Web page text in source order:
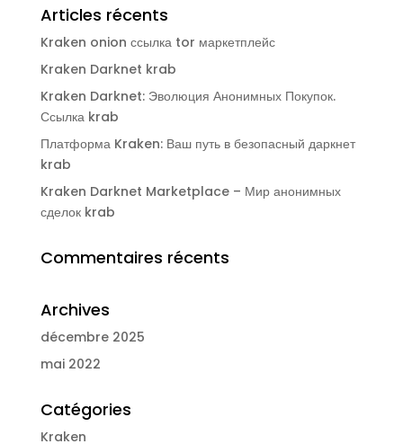
Articles récents
Kraken onion ссылка tor маркетплейс
Kraken Darknet krab
Kraken Darknet: Эволюция Анонимных Покупок.
Ссылка krab
Платформа Kraken: Ваш путь в безопасный даркнет
krab
Kraken Darknet Marketplace – Мир анонимных
сделок krab
Commentaires récents
Archives
décembre 2025
mai 2022
Catégories
Kraken